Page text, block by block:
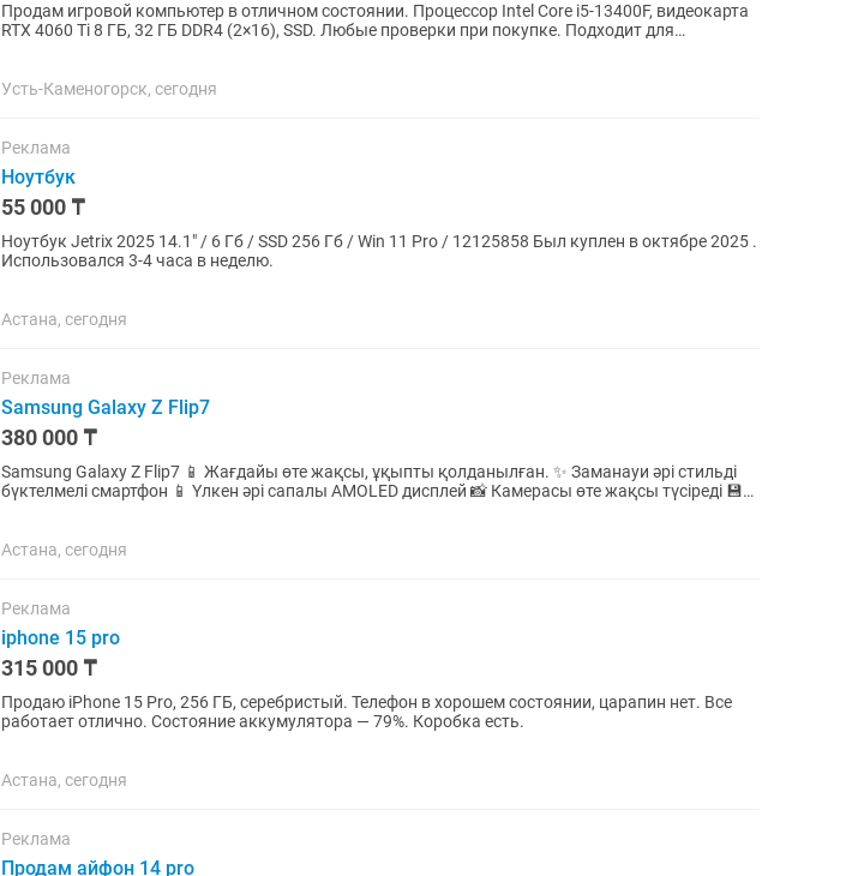
Продам игровой компьютер в отличном состоянии. Процессор Intel Core i5-13400F, видеокарта
RTX 4060 Ti 8 ГБ, 32 ГБ DDR4 (2×16), SSD. Любые проверки при покупке. Подходит для
Усть-Каменогорск, сегодня
Реклама
Ноутбук
55 000 ₸
Ноутбук Jetrix 2025 14.1" / 6 Гб / SSD 256 Гб / Win 11 Pro / 12125858 Был куплен в октябре 2025 .
Использовался 3-4 часа в неделю.
Астана, сегодня
Реклама
Samsung Galaxy Z Flip7
380 000 ₸
Samsung Galaxy Z Flip7 📱 Жағдайы өте жақсы, ұқыпты қолданылған. ✨ Заманауи әрі стильді
бүктелмелі смартфон 📱 Үлкен әрі сапалы AMOLED дисплей 📸 Камерасы өте жақсы түсіреді 💾
Астана, сегодня
Реклама
iphone 15 pro
315 000 ₸
Продаю iPhone 15 Pro, 256 ГБ, серебристый. Телефон в хорошем состоянии, царапин нет. Все
работает отлично. Состояние аккумулятора — 79%. Коробка есть.
Астана, сегодня
Реклама
Продам айфон 14 pro